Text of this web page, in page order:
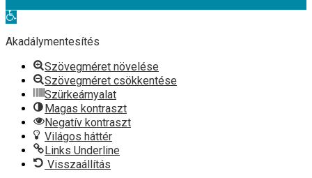
Eszköztár
Akadálymentesítés
Szövegméret növelése
Szövegméret csökkentése
Szürkeárnyalat
Magas kontraszt
Negatív kontraszt
Világos háttér
Links Underline
Visszaállítás